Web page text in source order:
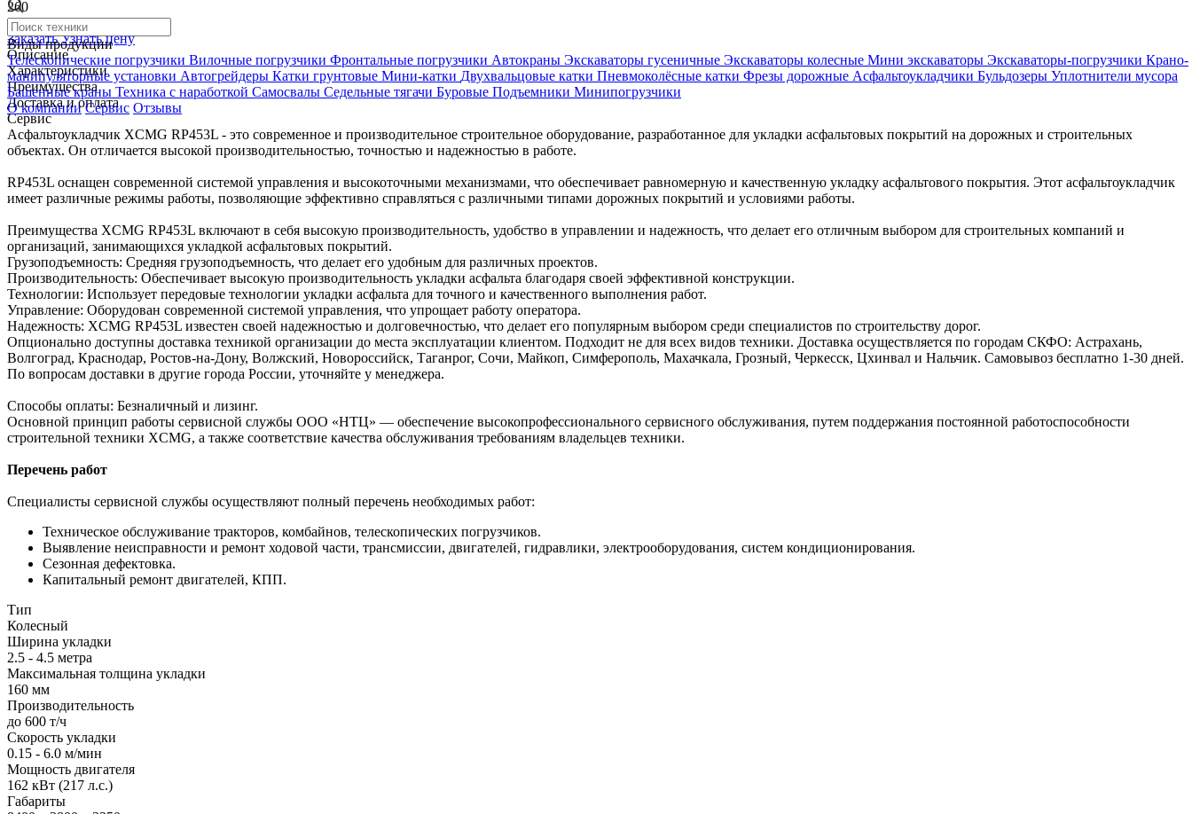
Виды продукции
Телескопические погрузчики Вилочные погрузчики Фронтальные погрузчики Автокраны Экскаваторы гусеничные Экскаваторы колесные Мини экскаваторы Экскаваторы-погрузчики Крано-
манипуляторные установки Автогрейдеры Катки грунтовые Мини-катки Двухвальцовые катки Пневмоколёсные катки Фрезы дорожные Асфальтоукладчики Бульдозеры Уплотнители мусора
Башенные краны Техника с наработкой Самосвалы Седельные тягачи Буровые Подъемники Минипогрузчики
О компании Сервис Отзывы
260
В наличии
ЗаказатьУзнать цену
Описание
Характеристики
Преимущества
Доставка и оплата
Сервис
Асфальтоукладчик XCMG RP453L - это современное и производительное строительное оборудование, разработанное для укладки асфальтовых покрытий на дорожных и строительных
объектах. Он отличается высокой производительностью, точностью и надежностью в работе.
RP453L оснащен современной системой управления и высокоточными механизмами, что обеспечивает равномерную и качественную укладку асфальтового покрытия. Этот асфальтоукладчик
имеет различные режимы работы, позволяющие эффективно справляться с различными типами дорожных покрытий и условиями работы.
Преимущества XCMG RP453L включают в себя высокую производительность, удобство в управлении и надежность, что делает его отличным выбором для строительных компаний и
организаций, занимающихся укладкой асфальтовых покрытий.
Грузоподъемность: Средняя грузоподъемность, что делает его удобным для различных проектов.
Производительность: Обеспечивает высокую производительность укладки асфальта благодаря своей эффективной конструкции.
Технологии: Использует передовые технологии укладки асфальта для точного и качественного выполнения работ.
Управление: Оборудован современной системой управления, что упрощает работу оператора.
Надежность: XCMG RP453L известен своей надежностью и долговечностью, что делает его популярным выбором среди специалистов по строительству дорог.
Опционально доступны доставка техникой организации до места эксплуатации клиентом. Подходит не для всех видов техники. Доставка осуществляется по городам СКФО: Астрахань,
Волгоград, Краснодар, Ростов-на-Дону, Волжский, Новороссийск, Таганрог, Сочи, Майкоп, Симферополь, Махачкала, Грозный, Черкесск, Цхинвал и Нальчик. Самовывоз бесплатно 1-30 дней.
По вопросам доставки в другие города России, уточняйте у менеджера.
Способы оплаты: Безналичный и лизинг.
Основной принцип работы сервисной службы ООО «НТЦ» — обеспечение высокопрофессионального сервисного обслуживания, путем поддержания постоянной работоспособности
строительной техники XCMG, а также соответствие качества обслуживания требованиям владельцев техники.
Перечень работ
Специалисты сервисной службы осуществляют полный перечень необходимых работ:
Техническое обслуживание тракторов, комбайнов, телескопических погрузчиков.
Выявление неисправности и ремонт ходовой части, трансмиссии, двигателей, гидравлики, электрооборудования, систем кондиционирования.
Сезонная дефектовка.
Капитальный ремонт двигателей, КПП.
Тип
Колесный
Ширина укладки
2.5 - 4.5 метра
Максимальная толщина укладки
160 мм
Производительность
до 600 т/ч
Скорость укладки
0.15 - 6.0 м/мин
Мощность двигателя
162 кВт (217 л.с.)
Габариты